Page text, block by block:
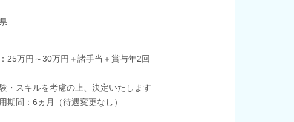
25万円～30万円＋諸手当＋賞与年2回
・スキルを考慮の上、決定いたします
期間：6ヵ月（待遇変更なし）